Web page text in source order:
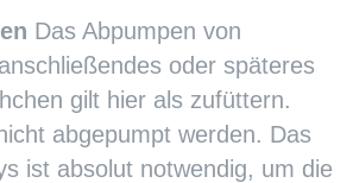
Das Abpumpen von
oder späteres
gilt hier als zufüttern.
abgepumpt werden. Das
ist absolut notwendig, um die